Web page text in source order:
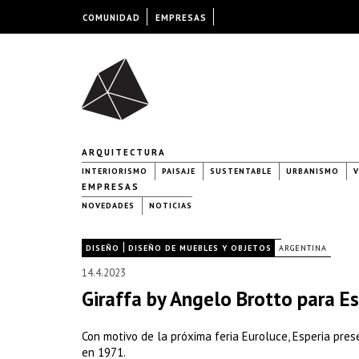
ARQUITECTURA
INTERIORISMO PAISAJE SUSTENTABLE URBANISMO
EMPRESAS
NOVEDADES NOTICIAS
DISEÑO | DISEÑO DE MUEBLES Y OBJETOS ARGENTINA
14.4.2023
Giraffa by Angelo Brotto para
Con motivo de la próxima feria Euroluce, Esperia
en 1971.
COMUNIDAD EMPRESAS